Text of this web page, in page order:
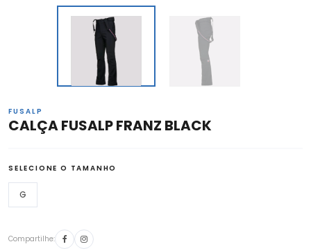
FUSALP
CALÇA FUSALP FRANZ BLACK
SELECIONE O TAMANHO
G
Compartilhe: